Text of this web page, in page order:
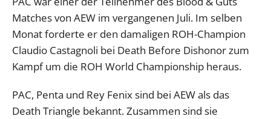
Matches von AEW im vergangenen Juli. Im selben
Monat forderte er den damaligen ROH-Champion
Claudio Castagnoli bei Death Before Dishonor zum
Kampf um die ROH World Championship heraus.
PAC, Penta und Rey Fenix sind bei AEW als das
Death Triangle bekannt. Zusammen sind sie